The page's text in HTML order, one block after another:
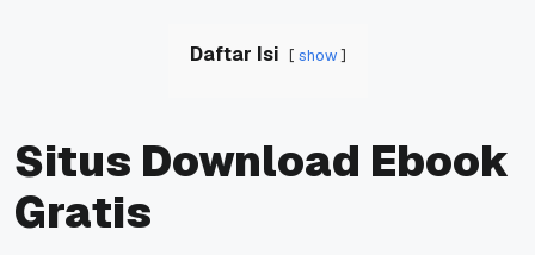
Daftar Isi show
Situs Download Ebook
Gratis